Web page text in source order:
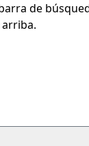
de
arriba.